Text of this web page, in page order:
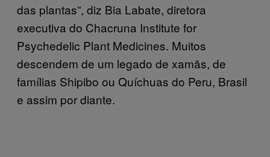
das plantas”, diz Bia Labate, diretora
executiva do Chacruna Institute for
Psychedelic Plant Medicines. Muitos
descendem de um legado de xamãs, de
famílias Shipibo ou Quíchuas do Peru, Brasil
e assim por diante.